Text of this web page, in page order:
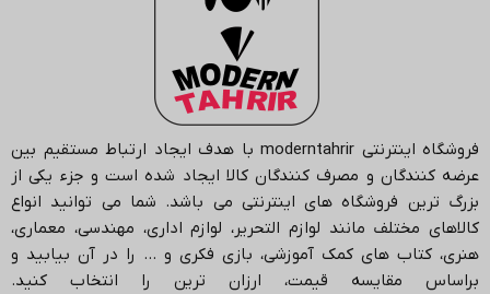
فروشگاه اینترنتی moderntahrir با هدف ایجاد ارتباط مستقیم بین
عرضه کنندگان و مصرف کنندگان کالا ایجاد شده است و جزء یکی از
بزرگ ترین فروشگاه های اینترنتی می باشد. شما می توانید انواع
کالاهای مختلف مانند لوازم التحریر، لوازم اداری، مهندسی، معماری،
هنری، کتاب های کمک آموزشی، بازی فکری و … را در آن بیابید و
براساس مقایسه قیمت، ارزان ترین را انتخاب کنید.